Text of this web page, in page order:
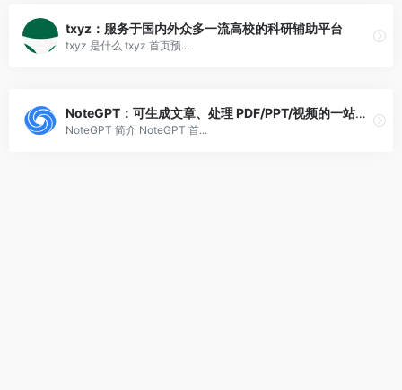
txyz：服务于国内外众多一流高校的科研辅助平台
txyz 是什么 txyz 首页预...
NoteGPT：可生成文章、处理 PDF/PPT/视频的一站式学习助手
NoteGPT 简介 NoteGPT 首...